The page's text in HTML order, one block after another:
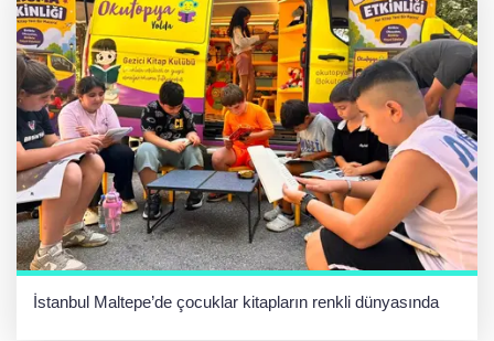
İstanbul Maltepe’de çocuklar kitapların renkli dünyasında